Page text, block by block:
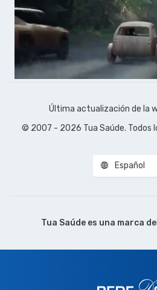
Última actualización de la
© 2007 - 2026 Tua Saúde. Todos
Español
Tua Saúde es una marca del